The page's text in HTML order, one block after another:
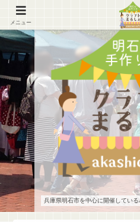
兵庫県明石市を中心に開催してい
メニュー